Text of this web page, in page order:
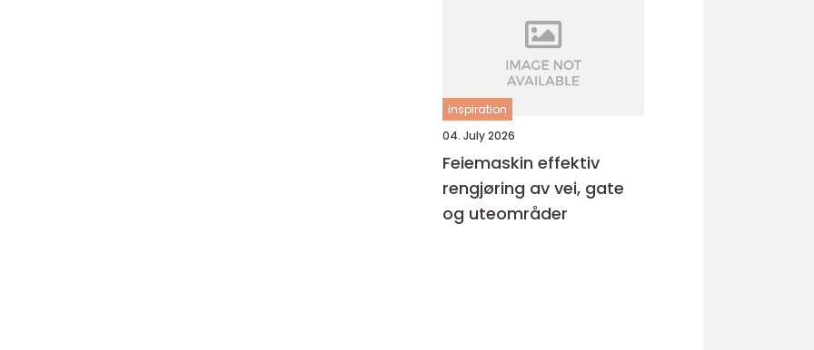
inspiration
04. July 2026
Feiemaskin effektiv
rengjøring av vei, gate
og uteområder